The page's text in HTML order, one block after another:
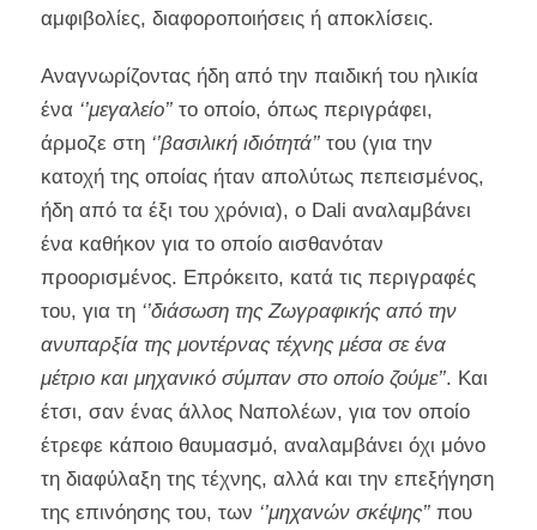
αμφιβολίες, διαφοροποιήσεις ή αποκλίσεις.
Αναγνωρίζοντας ήδη από την παιδική του ηλικία
ένα ‘’μεγαλείο’’ το οποίο, όπως περιγράφει,
άρμοζε στη ‘’βασιλική ιδιότητά’’ του (για την
κατοχή της οποίας ήταν απολύτως πεπεισμένος,
ήδη από τα έξι του χρόνια), o Dali αναλαμβάνει
ένα καθήκον για το οποίο αισθανόταν
προορισμένος. Επρόκειτο, κατά τις περιγραφές
του, για τη ‘’διάσωση της Ζωγραφικής από την
ανυπαρξία της μοντέρνας τέχνης μέσα σε ένα
μέτριο και μηχανικό σύμπαν στο οποίο ζούμε’’. Και
έτσι, σαν ένας άλλος Ναπολέων, για τον οποίο
έτρεφε κάποιο θαυμασμό, αναλαμβάνει όχι μόνο
τη διαφύλαξη της τέχνης, αλλά και την επεξήγηση
της επινόησης του, των ‘’μηχανών σκέψης’’ που